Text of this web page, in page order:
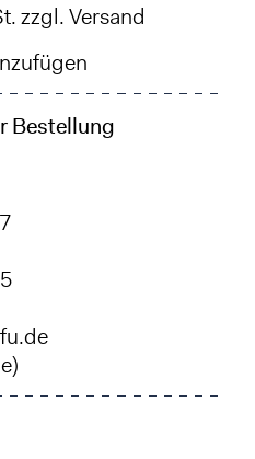
zzgl. Versand
Bestellung
.de